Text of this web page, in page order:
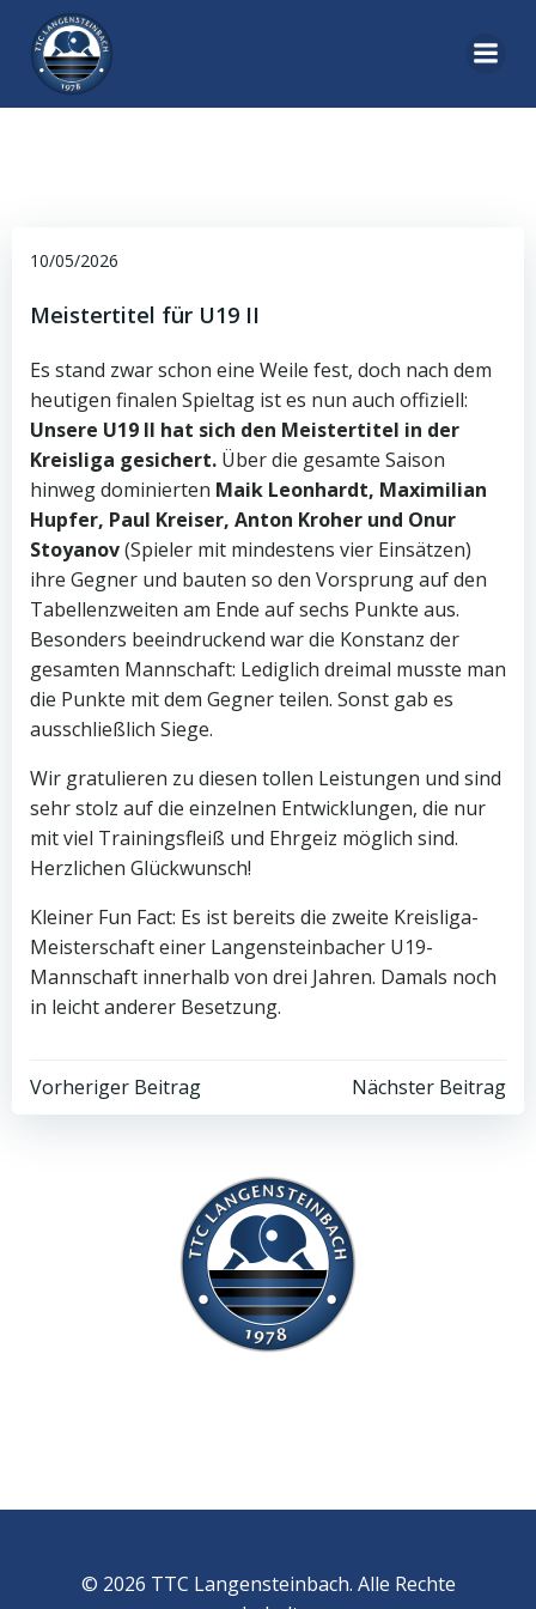
10/05/2026
Meistertitel für U19 II
Es stand zwar schon eine Weile fest, doch nach dem
heutigen finalen Spieltag ist es nun auch offiziell:
Unsere U19 II hat sich den Meistertitel in der
Kreisliga gesichert. Über die gesamte Saison
hinweg dominierten Maik Leonhardt, Maximilian
Hupfer, Paul Kreiser, Anton Kroher und Onur
Stoyanov(Spieler mit mindestens vier Einsätzen)
ihre Gegner und bauten so den Vorsprung auf den
Tabellenzweiten am Ende auf sechs Punkte aus.
Besonders beeindruckend war die Konstanz der
gesamten Mannschaft: Lediglich dreimal musste man
die Punkte mit dem Gegner teilen. Sonst gab es
ausschließlich Siege.
Wir gratulieren zu diesen tollen Leistungen und sind
sehr stolz auf die einzelnen Entwicklungen, die nur
mit viel Trainingsfleiß und Ehrgeiz möglich sind.
Herzlichen Glückwunsch!
Kleiner Fun Fact: Es ist bereits die zweite Kreisliga-
Meisterschaft einer Langensteinbacher U19-
Mannschaft innerhalb von drei Jahren. Damals noch
in leicht anderer Besetzung.
Post
Vorheriger Beitrag
PostNächster Beitrag
© 2026 TTC Langensteinbach. Alle Rechte